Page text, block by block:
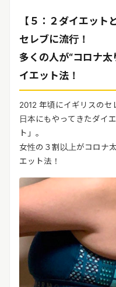
【５：２ダイエッ
セレブに流行！
多くの人が“コロナ
イエット法！
2012 年頃にイギリスの
日本にもやってきたダイ
ト」。
女性の３割以上がコロナ
エット法！